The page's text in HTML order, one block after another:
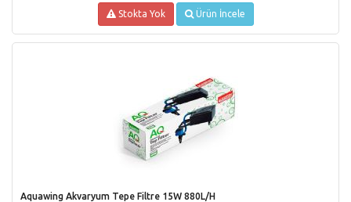
Stokta Yok Ürün İncele
Aquawing Akvaryum Tepe Filtre 15W 880L/H